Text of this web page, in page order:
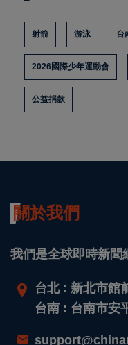
射箭 游泳 台
2026國際少年運動會
公益捐款
關於我們
我們是全球即時新聞
台北 : 新北市館
台南 : 台南市安